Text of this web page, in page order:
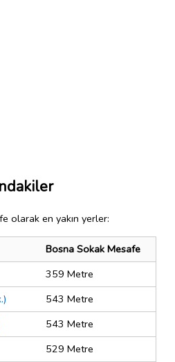
olarak en yakın yerler:
Bosna Sokak Mesafe
359 Metre
543 Metre
543 Metre
529 Metre